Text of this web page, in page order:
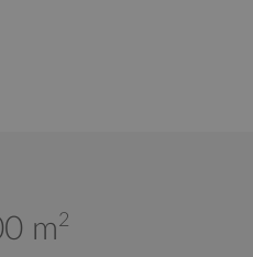
m2